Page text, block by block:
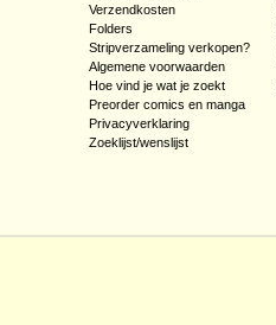
Verzendkosten
Folders
Stripverzameling verkopen?
Algemene voorwaarden
Hoe vind je wat je zoekt
Preorder comics en manga
Privacyverklaring
Zoeklijst/wenslijst